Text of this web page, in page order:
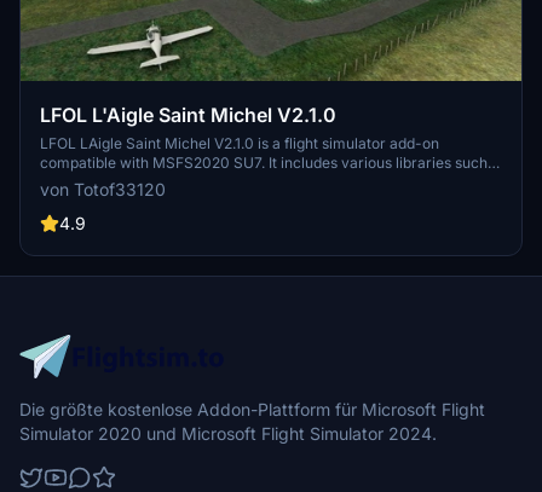
LFOL L'Aigle Saint Michel V2.1.0
LFOL LAigle Saint Michel V2.1.0 is a flight simulator add-on
compatible with MSFS2020 SU7. It includes various libraries such
as aircraft, objects, helicopters, and vintage aircraft. Follow the
dependencies link for more information and enjoy detailed imagery
of dAlencon, lAigle, Mortagne, and Argentan. Additional nearby
von Totof33120
4.9
Die größte kostenlose Addon-Plattform für Microsoft Flight
Simulator 2020 und Microsoft Flight Simulator 2024.